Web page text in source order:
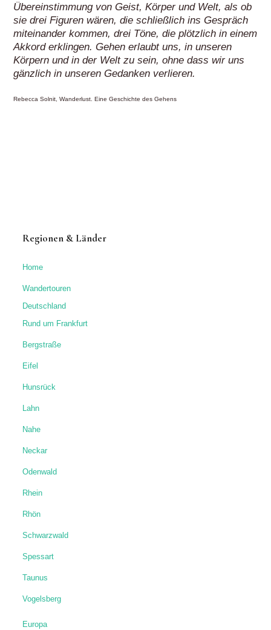
Übereinstimmung von Geist, Körper und Welt, als ob
sie drei Figuren wären, die schließlich ins Gespräch
miteinander kommen, drei Töne, die plötzlich in einem
Akkord erklingen. Gehen erlaubt uns, in unseren
Körpern und in der Welt zu sein, ohne dass wir uns
gänzlich in unseren Gedanken verlieren.
Rebecca Solnit, Wanderlust. Eine Geschichte des Gehens
Regionen & Länder
Home
Wandertouren
Deutschland
Rund um Frankfurt
Bergstraße
Eifel
Hunsrück
Lahn
Nahe
Neckar
Odenwald
Rhein
Rhön
Schwarzwald
Spessart
Taunus
Vogelsberg
Europa